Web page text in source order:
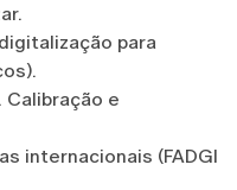
para
e
internacionais (FADGI